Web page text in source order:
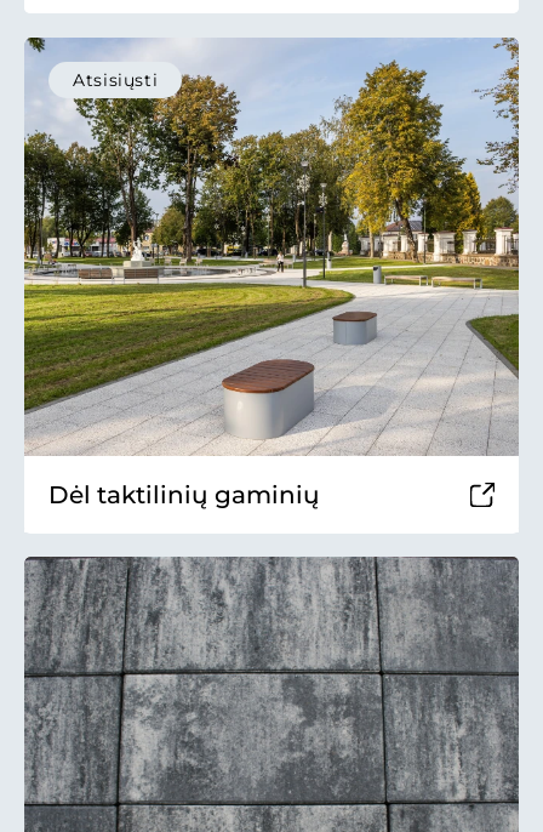
Atsisiųsti
Dėl taktilinių gaminių